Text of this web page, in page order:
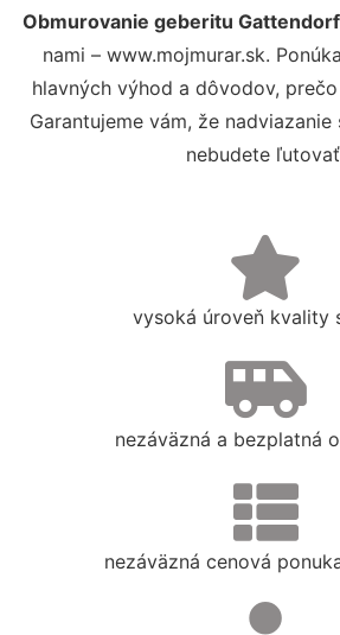
Obmurovanie geberitu Gattendorf
nami – www.mojmurar.sk.
hlavných výhod a dôvodov,
Garantujeme vám, že
nebudete
vysoká úroveň kvality
nezáväzná a bezplatná
nezáväzná cenová